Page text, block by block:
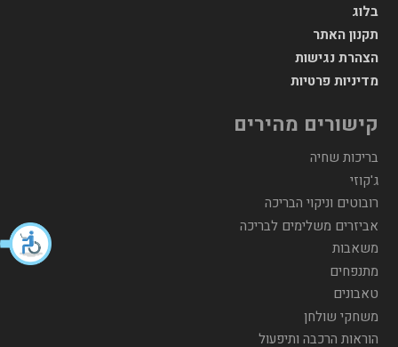
בלוג
תקנון האתר
הצהרת נגישות
מדיניות פרטיות
קישורים מהירים
בריכות שחיה
ג'קוזי
רובוטים וניקוי הבריכה
אביזרים משלימים לבריכה
משאבות
מתנפחים
טאבונים
משחקי שולחן
הוראות הרכבה ותיפעול